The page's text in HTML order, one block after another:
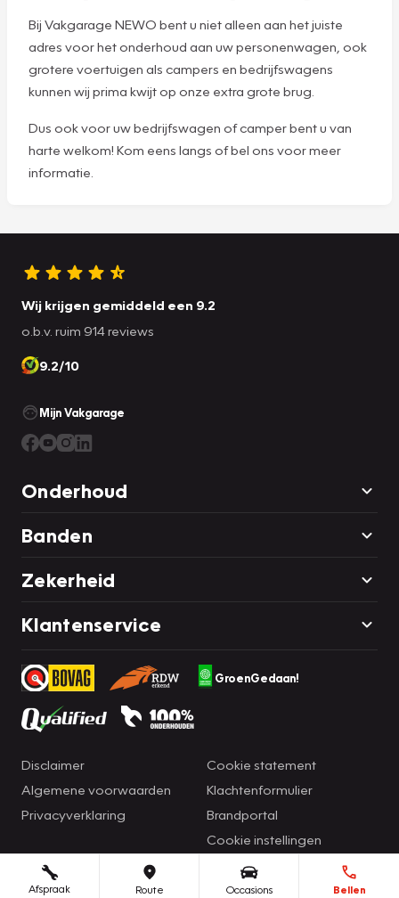
Bij Vakgarage NEWO bent u niet alleen aan het juiste
adres voor het onderhoud aan uw personenwagen, ook
grotere voertuigen als campers en bedrijfswagens
kunnen wij prima kwijt op onze extra grote brug.
Dus ook voor uw bedrijfswagen of camper bent u van
harte welkom! Kom eens langs of bel ons voor meer
informatie.
Afspraak Route Occasions Bellen
Wij krijgen gemiddeld een 9.2
o.b.v. ruim 914 reviews
9.2/10
Mijn Vakgarage
Onderhoud
Banden
Zekerheid
Klantenservice
GroenGedaan!
Disclaimer
Algemene voorwaarden
Privacyverklaring
Cookie statement
Klachtenformulier
Brandportal
Cookie instellingen